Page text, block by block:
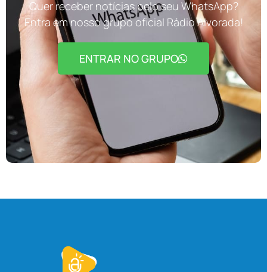
Quer receber notícias pelo seu WhatsApp?
Entra em nosso grupo oficial Rádio Alvorada!
ENTRAR NO GRUPO